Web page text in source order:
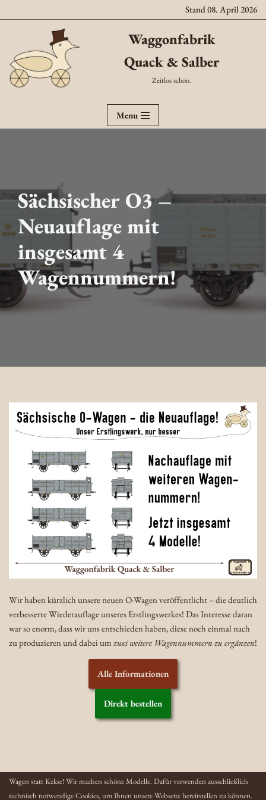
springen
Stand 08. April 2026
Waggonfabrik
Quack & Salber
Zeitlos schön.
Menu
Sächsischer O3 –
Neuauflage mit
insgesamt 4
Wagennummern!
Wir haben kürzlich unsere neuen O-Wagen veröffentlicht – die deutlich
verbesserte Wiederauflage unseres Erstlingswerkes! Das Interesse daran
war so enorm, dass wir uns entschieden haben, diese noch einmal nach
zu produzieren und dabei um zwei weitere Wagennummern zu ergänzen!
Alle Informationen
Direkt bestellen
Wagen statt Kekse! Wir machen schöne Modelle. Dafür verwenden ausschließlich
technisch notwendige Cookies, um Ihnen unsere Webseite bereitstellen zu können.